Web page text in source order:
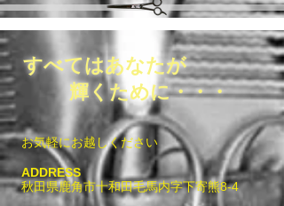
すべてはあなたが
輝くために・・・
お気軽にお越しください
ADDRESS
秋田県鹿角市十和田毛馬内字下寄熊8-4